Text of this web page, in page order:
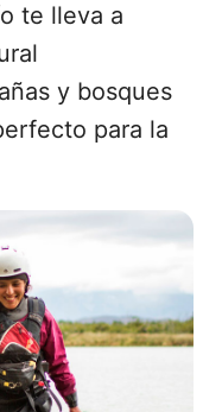
te lleva a
y bosques
para la